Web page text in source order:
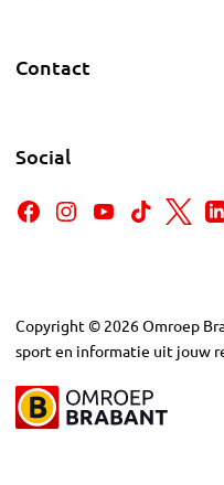
Contact
Social
Copyright © 2026Omroep
sport en informatie uit jouw